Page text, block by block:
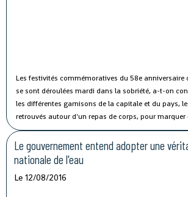
Les festivités commémoratives du 58e anniversaire
se sont déroulées mardi dans la sobriété, a-t-on
les différentes garnisons de la capitale et du pays,
retrouvés autour d'un repas de corps, pour marquer
Le gouvernement entend adopter une
nationale de l'eau
Le 12/08/2016